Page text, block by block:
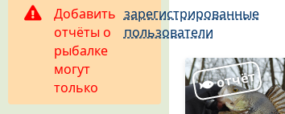
Добавить
отчёты о
рыбалке
могут
только
зарегистрированные
пользователи